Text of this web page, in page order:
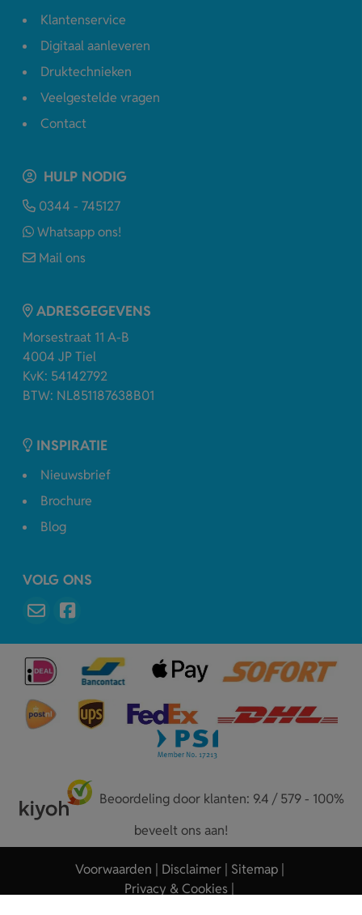
Klantenservice
Digitaal aanleveren
Druktechnieken
Veelgestelde vragen
Contact
HULP NODIG
0344 - 745127
Whatsapp ons!
Mail ons
ADRESGEGEVENS
Morsestraat 11 A-B
4004 JP Tiel
KvK: 54142792
BTW: NL851187638B01
INSPIRATIE
Nieuwsbrief
Brochure
Blog
VOLG ONS
Beoordeling door klanten: 9.4 / 579 - 100%
beveelt ons aan!
Voorwaarden Disclaimer
Sitemap
Privacy & Cookies